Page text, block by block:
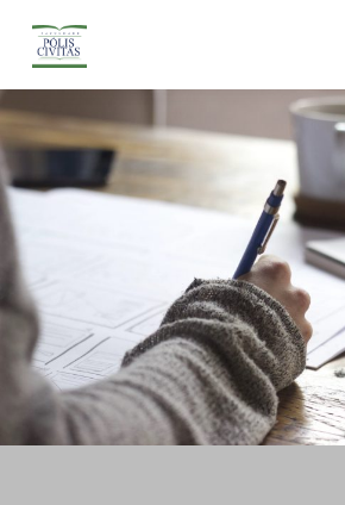
Informações Graduação
Extensão
Secretaria Digital Portal